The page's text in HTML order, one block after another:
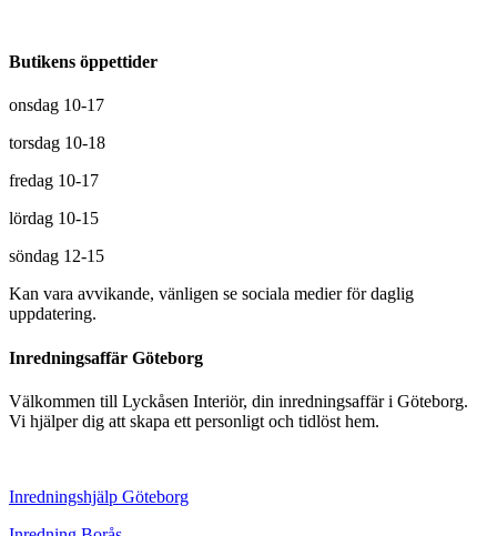
Butikens öppettider
onsdag 10-17
torsdag 10-18
fredag 10-17
lördag 10-15
söndag 12-15
Kan vara avvikande, vänligen se sociala medier för daglig
uppdatering.
Inredningsaffär Göteborg
Välkommen till Lyckåsen Interiör, din inredningsaffär i Göteborg.
Vi hjälper dig att skapa ett personligt och tidlöst hem.
Inredningshjälp Göteborg